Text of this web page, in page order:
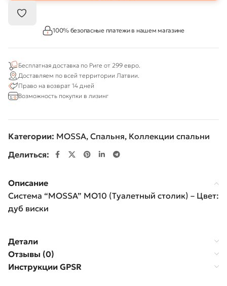
100% безопасные платежи в нашем магазине
Бесплатная доставка по Риге от 299 евро.
Доставляем по всей территории Латвии.
Право на возврат 14 дней
Возможность покупки в лизинг
Категории: MOSSA, Спальня, Коллекции спальни
Делиться:
Описание
Система “MOSSA” MO10 (Туалетный столик) – Цвет:
дуб виски
Детали
Отзывы (0)
Инструкции GPSR